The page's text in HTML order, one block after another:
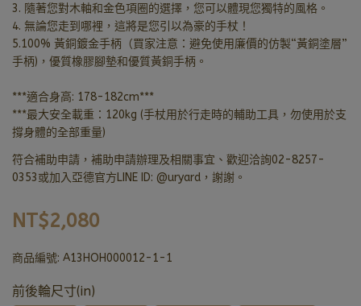
3. 隨著您對木軸和金色項圈的選擇，您可以體現您獨特的風格。
4. 無論您走到哪裡，這將是您引以為豪的手杖！
5.100% 黃銅鍍金手柄（買家注意：避免使用廉價的仿製“黃銅塗層”
手柄)，優質橡膠腳墊和優質黃銅手柄。
***適合身高: 178-182cm***
***最大安全載重：120kg (手杖用於行走時的輔助工具，勿使用於支
撐身體的全部重量)
符合補助申請，補助申請辦理及相關事宜、歡迎洽詢02-8257-
0353或加入亞德官方LINE ID: @uryard，謝謝。
NT$2,080
商品編號: A13HOH000012-1-1
前後輪尺寸(in)